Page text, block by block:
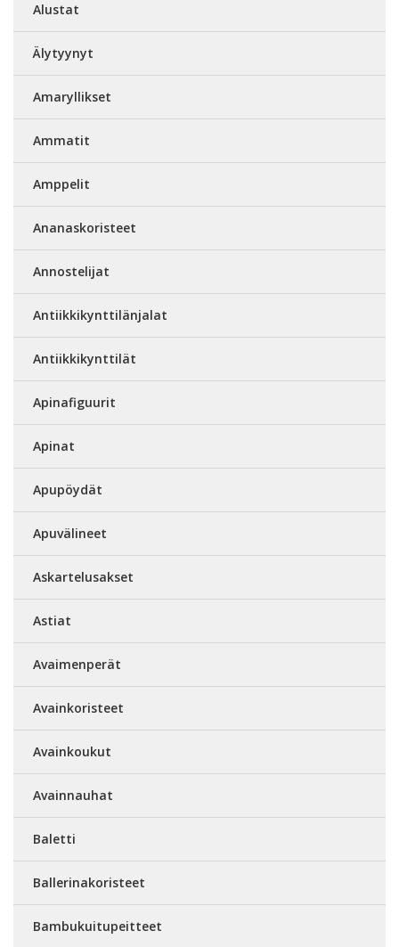
Alustat
Älytyynyt
Amaryllikset
Ammatit
Amppelit
Ananaskoristeet
Annostelijat
Antiikkikynttilänjalat
Antiikkikynttilät
Apinafiguurit
Apinat
Apupöydät
Apuvälineet
Askartelusakset
Astiat
Avaimenperät
Avainkoristeet
Avainkoukut
Avainnauhat
Baletti
Ballerinakoristeet
Bambukuitupeitteet